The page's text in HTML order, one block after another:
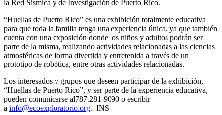
la Red Sísmica y de Investigación de Puerto Rico.
“Huellas de Puerto Rico” es una exhibición totalmente educativa
para que toda la familia tenga una experiencia única, ya que también
cuenta con una exposición donde los niños y adultos podrán ser
parte de la misma, realizando actividades relacionadas a las ciencias
atmosféricas de forma divertida y entretenida a través de un
prototipo de robótica, entre otras actividades relacionadas.
Los interesados y grupos que deseen participar de la exhibición,
“Huellas de Puerto Rico”, y ser parte de la experiencia educativa,
pueden comunicarse al787.281-9090 o escribir
a info@ecoexploratorio.org. INS